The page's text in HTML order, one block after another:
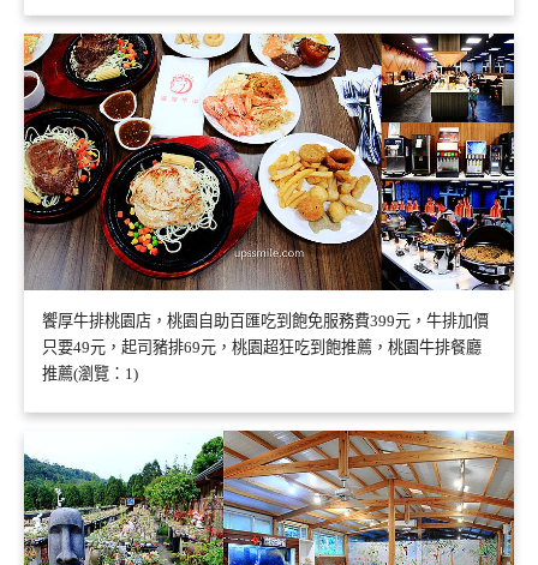
饗厚牛排桃園店，桃園自助百匯吃到飽免服務費399元，牛排加價
只要49元，起司豬排69元，桃園超狂吃到飽推薦，桃園牛排餐廳
推薦(瀏覽：1)